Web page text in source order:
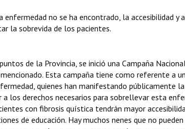
no se ha encontrado, la accesibilidad y
la sobrevida de los pacientes.
de la Provincia, se inició una Campaña
Esta campaña tiene como referente a
quienes han manifestando públicamente la
los derechos necesarios para sobrellevar esta
con fibrosis quística tendrán mayor
de educación. Hay muchos nenes que no